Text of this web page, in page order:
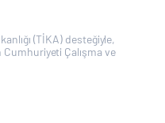
(TİKA) desteğiyle,
Çalışma ve